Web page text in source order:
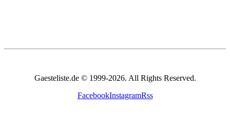
Gaesteliste.de © 1999-2026. All Rights Reserved.
FacebookInstagramRss